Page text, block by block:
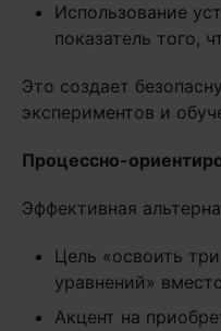
Использование
показатель того,
Это создает
экспериментов и
Процессно-
Эффективная
Цель «освоить
уравнений»
Акцент на